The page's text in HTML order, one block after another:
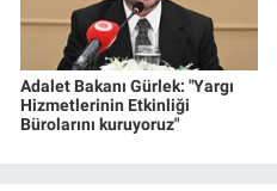
Adalet Bakanı Gürlek: "Yargı
Hizmetlerinin Etkinliği
Bürolarını kuruyoruz"